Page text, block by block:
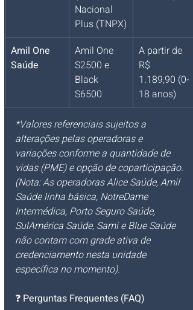
Nacional
Plus (TNPX)
Amil One
Saúde
Amil One
S2500 e
Black
S6500
A partir de
R$
1.189,90 (0-
18 anos)
*Valores referenciais sujeitos a
alterações pelas operadoras e
variações conforme a quantidade de
vidas (PME) e opção de coparticipação.
(Nota: As operadoras Alice Saúde, Amil
Saúde linha básica, NotreDame
Intermédica, Porto Seguro Saúde,
SulAmérica Saúde, Sami e Blue Saúde
não contam com grade ativa de
credenciamento nesta unidade
específica no momento).
❓ Perguntas Frequentes (FAQ)